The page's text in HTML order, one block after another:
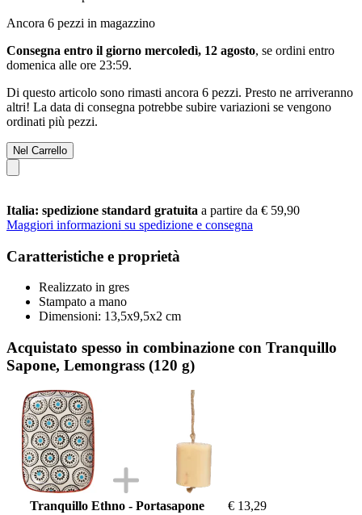
Ancora 6 pezzi in magazzino
Consegna entro il giorno mercoledì, 12 agosto, se ordini entro
domenica alle ore 23:59.
Di questo articolo sono rimasti ancora 6 pezzi. Presto ne arriveranno
altri! La data di consegna potrebbe subire variazioni se vengono
ordinati più pezzi.
Nel Carrello
Italia: spedizione standard gratuita a partire da € 59,90
Maggiori informazioni su spedizione e consegna
Caratteristiche e proprietà
Realizzato in gres
Stampato a mano
Dimensioni: 13,5x9,5x2 cm
Acquistato spesso in combinazione con Tranquillo
Sapone, Lemongrass (120 g)
Tranquillo Ethno - Portasapone
€ 13,29